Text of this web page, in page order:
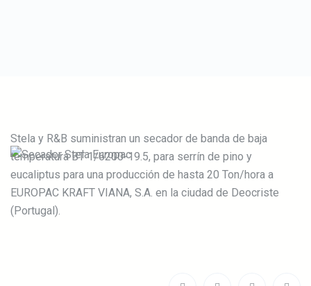
Stela y R&B suministran un secador de banda de baja
temperatura BT 1/6200-19.5, para serrín de pino y
eucaliptus para una producción de hasta 20 Ton/hora a
EUROPAC KRAFT VIANA, S.A. en la ciudad de Deocriste
(Portugal).